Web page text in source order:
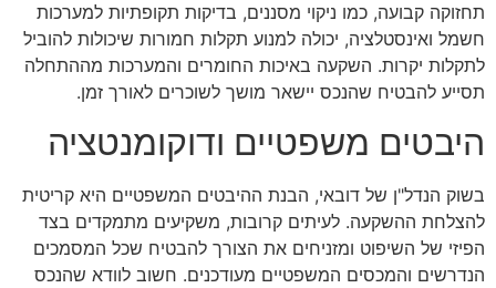
תחזוקה קבועה, כמו ניקוי מסננים, בדיקות תקופתיות למערכות
חשמל ואינסטלציה, יכולה למנוע תקלות חמורות שיכולות להוביל
לתקלות יקרות. השקעה באיכות החומרים והמערכות מההתחלה
תסייע להבטיח שהנכס יישאר מושך לשוכרים לאורך זמן.
היבטים משפטיים ודוקומנטציה
בשוק הנדל"ן של דובאי, הבנת ההיבטים המשפטיים היא קריטית
להצלחת ההשקעה. לעיתים קרובות, משקיעים מתמקדים בצד
הפיזי של השיפוט ומזניחים את הצורך להבטיח שכל המסמכים
הנדרשים והמכסים המשפטיים מעודכנים. חשוב לוודא שהנכס